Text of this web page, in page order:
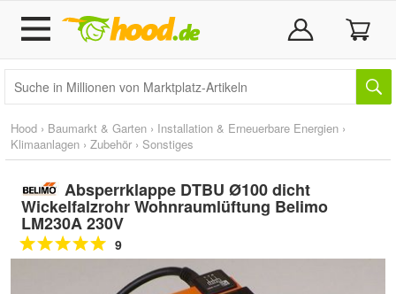
Hood › Baumarkt & Garten › Installation & Erneuerbare Energien ›
Klimaanlagen › Zubehör › Sonstiges
Absperrklappe DTBU Ø100 dicht
Wickelfalzrohr Wohnraumlüftung Belimo
LM230A 230V
9